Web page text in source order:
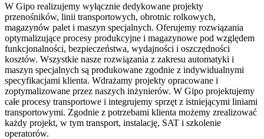
W Gipo realizujemy wyłącznie dedykowane projekty
przenośników, linii transportowych, obrotnic rolkowych,
magazynów palet i maszyn specjalnych. Oferujemy rozwiązania
optymalizujące procesy produkcyjne i magazynowe pod względem
funkcjonalności, bezpieczeństwa, wydajności i oszczędności
kosztów. Wszystkie nasze rozwiązania z zakresu automatyki i
maszyn specjalnych są produkowane zgodnie z indywidualnymi
specyfikacjami klienta. Wdrażamy projekty opracowane i
zoptymalizowane przez naszych inżynierów. W Gipo projektujemy
całe procesy transportowe i integrujemy sprzęt z istniejącymi liniami
transportowymi. Zgodnie z potrzebami klienta możemy zrealizować
każdy projekt, w tym transport, instalację, SAT i szkolenie
operatorów.